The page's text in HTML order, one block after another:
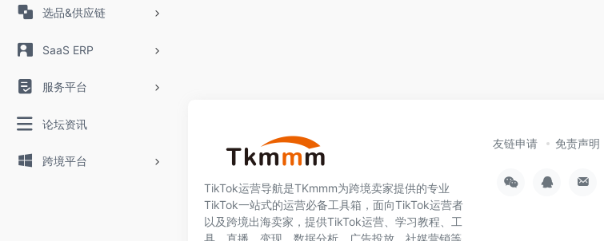
选品&供应链
SaaS ERP
服务平台
论坛资讯
跨境平台
TikTok运营导航是TKmmm为跨境卖家提供的专业
TikTok一站式的运营必备工具箱，面向TikTok运营者
以及跨境出海卖家，提供TikTok运营、学习教程、工
具、直播、变现、数据分析、广告投放、社媒营销等
友链申请 免责声明